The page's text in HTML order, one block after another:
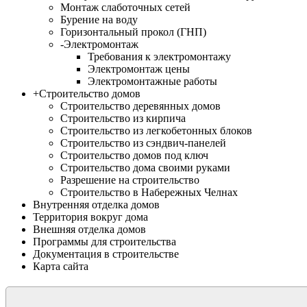
Монтаж слаботочных сетей
Бурение на воду
Горизонтальный прокол (ГНП)
-Электромонтаж
Требования к электромонтажу
Электромонтаж цены
Электромонтажные работы
+Строительство домов
Строительство деревянных домов
Строительство из кирпича
Строительство из легкобетонных блоков
Строительство из сэндвич-панелей
Строительство домов под ключ
Строительство дома своими руками
Разрешение на строительство
Строительство в Набережных Челнах
Внутренняя отделка домов
Территория вокруг дома
Внешняя отделка домов
Программы для строительства
Документация в строительстве
Карта сайта